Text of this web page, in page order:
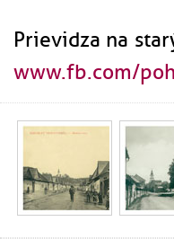
Prievidza na
www.fb.com/